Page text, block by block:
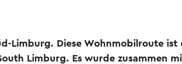
Limburg. Diese Wohnmobilroute ist
Limburg. Es wurde zusammen